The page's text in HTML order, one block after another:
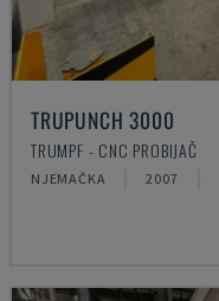
TRUPUNCH 3000
TRUMPF - CNC PROBIJAČ
NJEMAČKA 2007